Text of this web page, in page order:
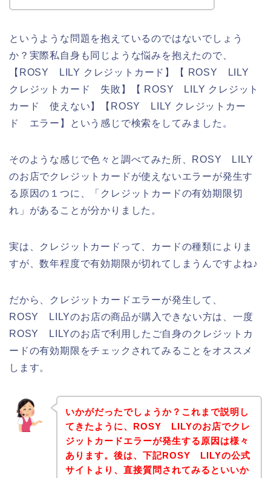
というような問題を抱えているのではないでしょう
か？実際私自身も同じような悩みを抱えたので、
【ROSY LILY クレジットカード】【 ROSY LILY
クレジットカード 失敗】【 ROSY LILY クレジット
カード 使えない】【ROSY LILY クレジットカー
ド エラー】という感じで検索をしてみました。
そのような感じで色々と調べてみた所、ROSY LILY
のお店でクレジットカードが使えないエラーが発生す
る原因の１つに、「クレジットカードの有効期限切
れ」があることが分かりました。
実は、クレジットカードって、カードの種類によりま
すが、数年程度で有効期限が切れてしまうんですよね♪
だから、クレジットカードエラーが発生して、
ROSY LILYのお店の商品が購入できない方は、一度
ROSY LILYのお店で利用したご自身のクレジットカ
ードの有効期限をチェックされてみることをオススメ
します。
いかがだったでしょうか？これまで説明し
てきたように、ROSY LILYのお店でクレ
ジットカードエラーが発生する原因は様々
あります。後は、下記ROSY LILYの公式
サイトより、直接質問されてみるといいか